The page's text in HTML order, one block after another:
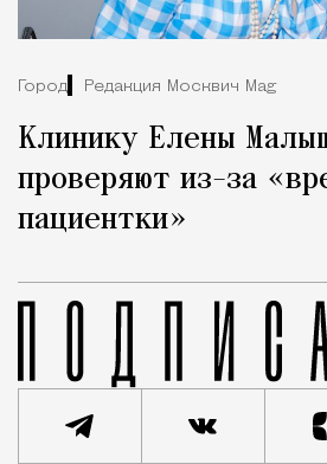
Город Редакция Москвич Mag
Клинику Елены
проверяют из-за
пациентки»